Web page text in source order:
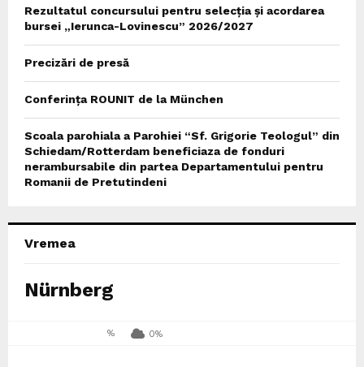
Rezultatul concursului pentru selecția și acordarea
bursei „Ierunca-Lovinescu” 2026/2027
Precizări de presă
Conferința ROUNIT de la München
Scoala parohiala a Parohiei “Sf. Grigorie Teologul” din
Schiedam/Rotterdam beneficiaza de fonduri
nerambursabile din partea Departamentului pentru
Romanii de Pretutindeni
Vremea
Nürnberg
% 0%